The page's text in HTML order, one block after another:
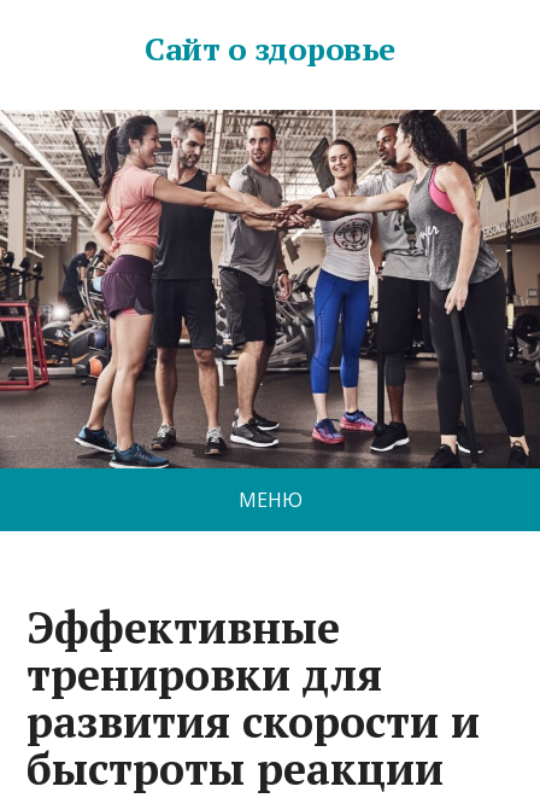
Сайт о здоровье
МЕНЮ
Эффективные
тренировки для
развития скорости и
быстроты реакции